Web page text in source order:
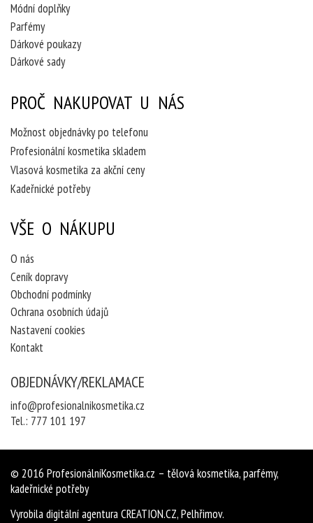
Módní doplňky
Parfémy
Dárkové poukazy
Dárkové sady
PROČ NAKUPOVAT U NÁS
Možnost objednávky po telefonu
Profesionální kosmetika skladem
Vlasová kosmetika za akční ceny
Kadeřnické potřeby
VŠE O NÁKUPU
O nás
Ceník dopravy
Obchodní podmínky
Ochrana osobních údajů
Nastavení cookies
Kontakt
OBJEDNÁVKY/REKLAMACE
info@profesionalnikosmetika.cz
Tel.: 777 101 197
© 2016 ProfesionálníKosmetika.cz – tělová kosmetika, parfémy,
kadeřnické potřeby
Vyrobiladigitální agenturaCREATION.CZ,Pelhřimov.